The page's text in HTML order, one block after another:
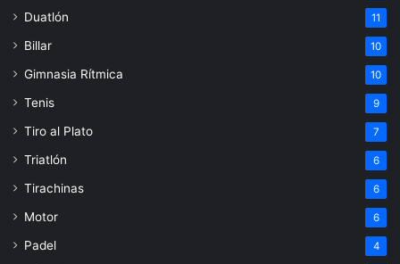
Duatlón 11
Billar 10
Gimnasia Rítmica 10
Tenis 9
Tiro al Plato 7
Triatlón 6
Tirachinas 6
Motor 6
Padel 4